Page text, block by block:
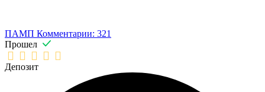
ПАМП Комментарии: 321
Прошел
Депозит